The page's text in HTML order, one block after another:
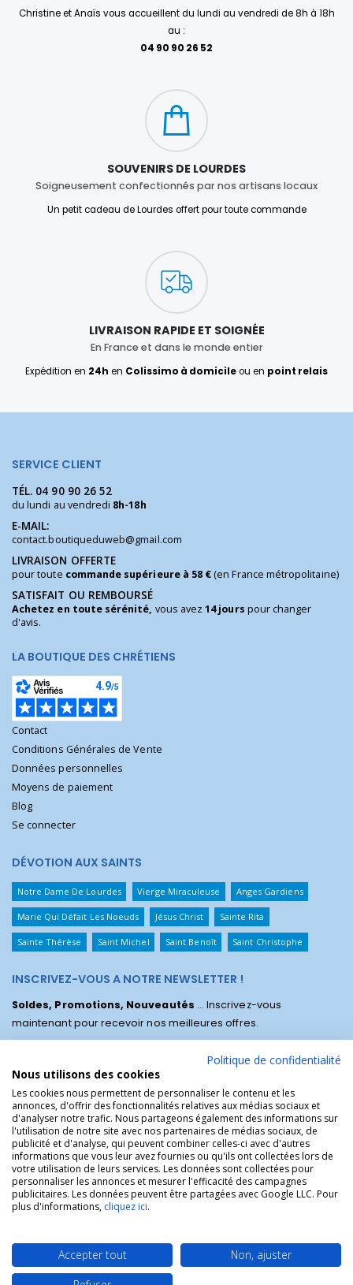
Christine et Anaïs vous accueillent du lundi au vendredi de 8h à 18h
au :
04 90 90 26 52
SOUVENIRS DE LOURDES
Soigneusement confectionnés par nos artisans locaux
Un petit cadeau de Lourdes offert pour toute commande
LIVRAISON RAPIDE ET SOIGNÉE
En France et dans le monde entier
Expédition en 24h en Colissimo à domicileou en point relais
SERVICE CLIENT
TÉL. 04 90 90 26 52
du lundi au vendredi 8h-18h
E-MAIL:
contact.boutiqueduweb@gmail.com
LIVRAISON OFFERTE
pour toute commande supérieure à 58 €(en France métropolitaine)
SATISFAIT OU REMBOURSÉ
Achetez en toute sérénité, vous avez14 jours pour changer
d'avis.
LA BOUTIQUE DES CHRÉTIENS
Contact
Conditions Générales de Vente
Données personnelles
Moyens de paiement
Blog
Se connecter
DÉVOTION AUX SAINTS
Notre Dame De Lourdes Vierge Miraculeuse Anges Gardiens
Marie Qui Défait Les Noeuds Jésus Christ Sainte Rita
Sainte Thérèse Saint Michel Saint Benoît Saint Christophe
INSCRIVEZ-VOUS A NOTRE NEWSLETTER !
Soldes, Promotions, Nouveautés ... Inscrivez-vous
maintenant pour recevoir nos meilleures offres.
La Boutique des Chrétiens © | La boutique religieuse chrétienne de
référence !.
Politique de confidentialité
Nous utilisons des cookies
Les cookies nous permettent de personnaliser le contenu et les
annonces, d'offrir des fonctionnalités relatives aux médias sociaux et
d'analyser notre trafic. Nous partageons également des informations sur
l'utilisation de notre site avec nos partenaires de médias sociaux, de
publicité et d'analyse, qui peuvent combiner celles-ci avec d'autres
informations que vous leur avez fournies ou qu'ils ont collectées lors de
votre utilisation de leurs services. Les données sont collectées pour
personnaliser les annonces et mesurer l'efficacité des campagnes
publicitaires. Les données peuvent être partagées avec Google LLC. Pour
plus d'informations, cliquez ici.
Accepter tout
Non, ajuster